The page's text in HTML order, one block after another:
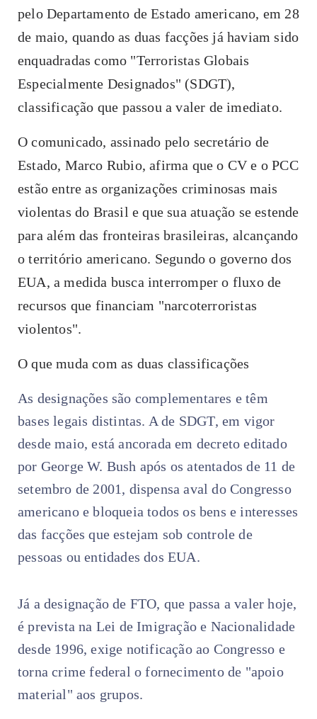
pelo Departamento de Estado americano, em 28
de maio, quando as duas facções já haviam sido
enquadradas como "Terroristas Globais
Especialmente Designados" (SDGT),
classificação que passou a valer de imediato.
O comunicado, assinado pelo secretário de
Estado, Marco Rubio, afirma que o CV e o PCC
estão entre as organizações criminosas mais
violentas do Brasil e que sua atuação se estende
para além das fronteiras brasileiras, alcançando
o território americano. Segundo o governo dos
EUA, a medida busca interromper o fluxo de
recursos que financiam "narcoterroristas
violentos".
O que muda com as duas classificações
As designações são complementares e têm
bases legais distintas. A de SDGT, em vigor
desde maio, está ancorada em decreto editado
por George W. Bush após os atentados de 11 de
setembro de 2001, dispensa aval do Congresso
americano e bloqueia todos os bens e interesses
das facções que estejam sob controle de
pessoas ou entidades dos EUA.
Já a designação de FTO, que passa a valer hoje,
é prevista na Lei de Imigração e Nacionalidade
desde 1996, exige notificação ao Congresso e
torna crime federal o fornecimento de "apoio
material" aos grupos.